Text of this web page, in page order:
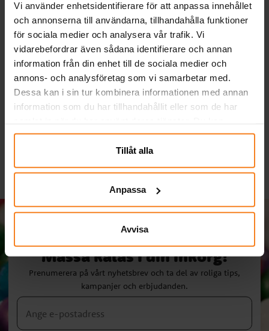
Vi använder enhetsidentifierare för att anpassa innehållet
och annonserna till användarna, tillhandahålla funktioner
för sociala medier och analysera vår trafik. Vi
vidarebefordrar även sådana identifierare och annan
information från din enhet till de sociala medier och
annons- och analysföretag som vi samarbetar med.
Dessa kan i sin tur kombinera informationen med annan
information som du har tillhandahållit eller som de har
närsomhelst ändra ditt samtycke.
Tillåt alla
Anpassa
Avvisa
Ariel - Pappmuggar 8-
pack
Pris :39,00 kr
39,00 kr
KÖP
Batman - Girlang Happy
Birthday
Pris:49,00 kr
49,00 kr
KÖP
Massa kalas i din inkorg!
Prenumerera på vårt nyhetsbrev och ta del av roliga tips,
kampanjer och erbjudanden.